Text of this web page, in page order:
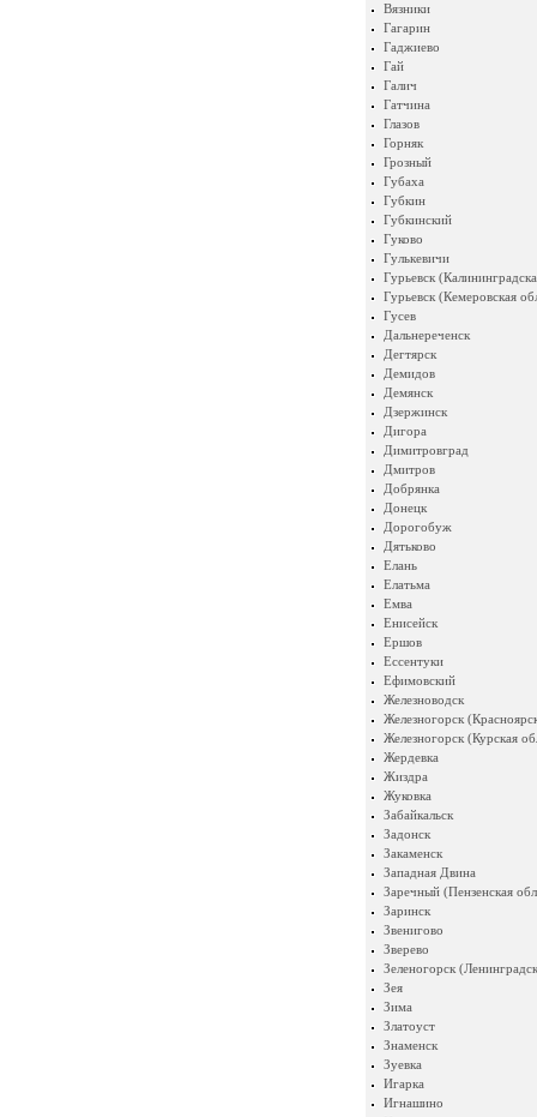
Вязники
Гагарин
Гаджиево
Гай
Галич
Гатчина
Глазов
Горняк
Грозный
Губаха
Губкин
Губкинский
Гуково
Гулькевичи
Гурьевск
Гурьевск (Кемеровская
Гусев
Дальнереченск
Дегтярск
Демидов
Демянск
Дзержинск
Дигора
Димитровград
Дмитров
Добрянка
Донецк
Дорогобуж
Дятьково
Елань
Елатьма
Емва
Енисейск
Ершов
Ессентуки
Ефимовский
Железноводск
Железногорск
Железногорск (Курская
Жердевка
Жиздра
Жуковка
Забайкальск
Задонск
Закаменск
Западная Двина
Заречный (Пензенская
Заринск
Звенигово
Зверево
Зеленогорск
Зея
Зима
Златоуст
Знаменск
Зуевка
Игарка
Игнашино